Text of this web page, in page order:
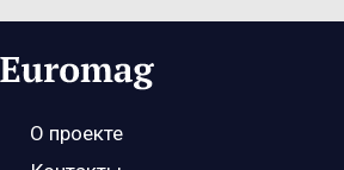
О проекте